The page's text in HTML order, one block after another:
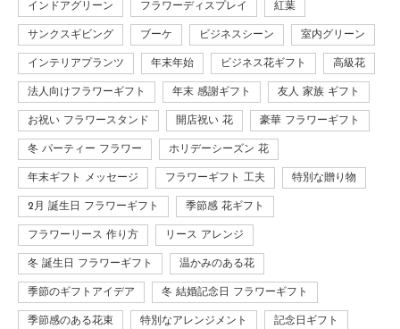
インドアグリーン フラワーディスプレイ 紅葉
サンクスギビング ブーケ ビジネスシーン 室内グリーン
インテリアプランツ 年末年始 ビジネス花ギフト 高級花
法人向けフラワーギフト 年末 感謝ギフト 友人 家族 ギフト
お祝い フラワースタンド 開店祝い 花 豪華 フラワーギフト
冬 パーティー フラワー ホリデーシーズン 花
年末ギフト メッセージ フラワーギフト 工夫 特別な贈り物
2月 誕生日 フラワーギフト 季節感 花ギフト
フラワーリース 作り方 リース アレンジ
冬 誕生日 フラワーギフト 温かみのある花
季節のギフトアイデア 冬 結婚記念日 フラワーギフト
季節感のある花束 特別なアレンジメント 記念日ギフト